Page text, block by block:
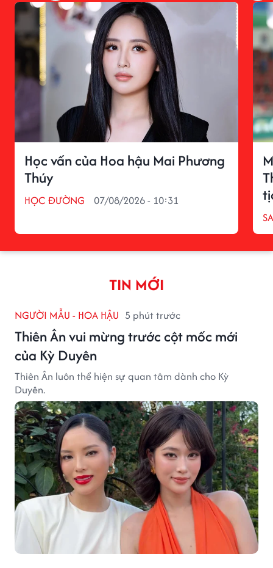
Học vấn của Hoa hậu Mai Phương
Thúy
HỌC ĐƯỜNG 07/08/2026 - 10:31
TIN MỚI
NGƯỜI MẪU - HOA HẬU 5 phút trước
Thiên Ân vui mừng trước cột mốc mới
của Kỳ Duyên
Thiên Ân luôn thể hiện sự quan tâm dành cho Kỳ
Duyên.